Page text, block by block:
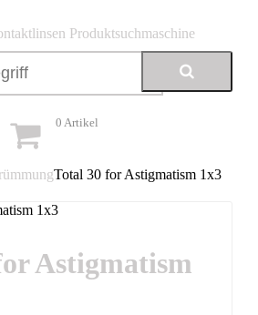
0 Artikel
Total 30 for Astigmatism 1x3
Astigmatism